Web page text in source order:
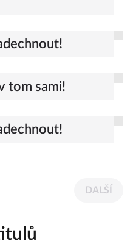
tom sami!
DALŠÍ